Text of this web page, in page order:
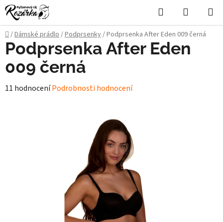
Přejít
na
obsah
Hledat
KOŠÍK
Domů
/Dámské prádlo/Podprsenky/Podprsenka After Eden 009 černá
Podprsenka After Eden
009 černá
Průměrné
11 hodnoceníPodrobnosti hodnocení